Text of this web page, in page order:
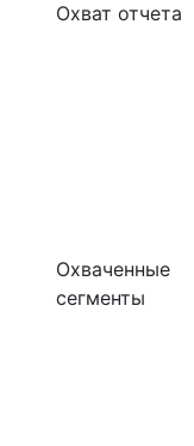
Охват отчета
Охваченные
сегменты